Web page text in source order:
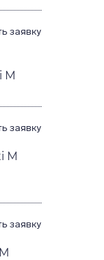
заявку
M
заявку
M
заявку